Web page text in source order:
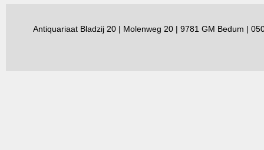
Antiquariaat Bladzij 20 | Molenweg 20 | 9781 GM Bedum |